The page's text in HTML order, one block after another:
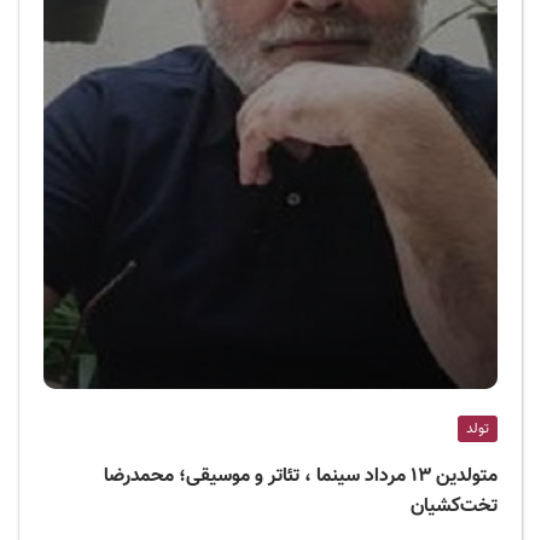
تولد
متولدین ۱۳ مرداد سینما ، تئاتر و موسیقی؛ محمدرضا
تخت‌کشیان